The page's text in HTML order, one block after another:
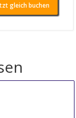
gleich buchen